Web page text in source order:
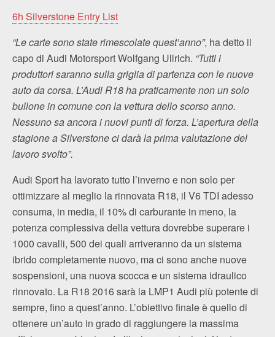
6h Silverstone Entry List
“Le carte sono state rimescolate quest’anno”, ha detto il
capo di Audi Motorsport Wolfgang Ullrich. “Tutti i
produttori saranno sulla griglia di partenza con le nuove
auto da corsa. L’Audi R18 ha praticamente non un solo
bullone in comune con la vettura dello scorso anno.
Nessuno sa ancora i nuovi punti di forza. L’apertura della
stagione a Silverstone ci darà la prima valutazione del
lavoro svolto”.
Audi Sport ha lavorato tutto l’inverno e non solo per
ottimizzare al meglio la rinnovata R18, il V6 TDI adesso
consuma, in media, il 10% di carburante in meno, la
potenza complessiva della vettura dovrebbe superare i
1000 cavalli, 500 dei quali arriveranno da un sistema
ibrido completamente nuovo, ma ci sono anche nuove
sospensioni, una nuova scocca e un sistema idraulico
rinnovato. La R18 2016 sarà la LMP1 Audi più potente di
sempre, fino a quest’anno. L’obiettivo finale è quello di
ottenere un’auto in grado di raggiungere la massima